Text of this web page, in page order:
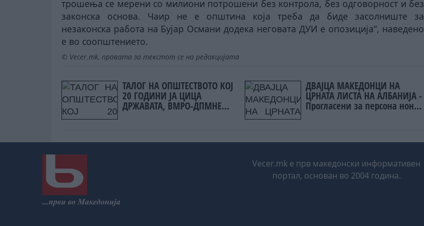
трошења се мерени со милиони потрошени без контрола, без одговорност и без
законска основа. Чаир не е општинa која треба да биде засолниште за
незаконска работа на Бујар Османи додека неговата ДУИ е опозиција“, наведено
е во соопштението.
© Vecer.mk, правата за текстот се на редакцијата
ТАЛОГ НА ОПШТЕСТВОТО КОЈ
20 ГОДИНИ ЈА ЦИЦА
ДРЖАВАТА, ВМРО-ДПМНЕ
остро кон Жерновски
ДВАЈЦА МАКЕДОНЦИ НА
ЦРНАТА ЛИСТА НА АЛБАНИЈА -
Прогласени за персона нон
грата
Vecer.mk е прв македонски информативен
портал, основан во 2004 година.